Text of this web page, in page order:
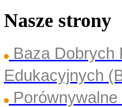
Nasze strony
Baza Dobrych
Edukacyjnych